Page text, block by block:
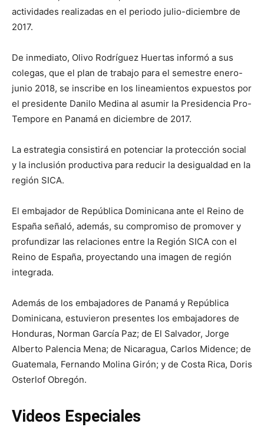
actividades realizadas en el periodo julio-diciembre de
2017.
De inmediato, Olivo Rodríguez Huertas informó a sus
colegas, que el plan de trabajo para el semestre enero-
junio 2018, se inscribe en los lineamientos expuestos por
el presidente Danilo Medina al asumir la Presidencia Pro-
Tempore en Panamá en diciembre de 2017.
La estrategia consistirá en potenciar la protección social
y la inclusión productiva para reducir la desigualdad en la
región SICA.
El embajador de República Dominicana ante el Reino de
España señaló, además, su compromiso de promover y
profundizar las relaciones entre la Región SICA con el
Reino de España, proyectando una imagen de región
integrada.
Además de los embajadores de Panamá y República
Dominicana, estuvieron presentes los embajadores de
Honduras, Norman García Paz; de El Salvador, Jorge
Alberto Palencia Mena; de Nicaragua, Carlos Midence; de
Guatemala, Fernando Molina Girón; y de Costa Rica, Doris
Osterlof Obregón.
Videos Especiales